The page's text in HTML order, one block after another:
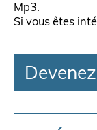
Mp3.
Si vous êtes